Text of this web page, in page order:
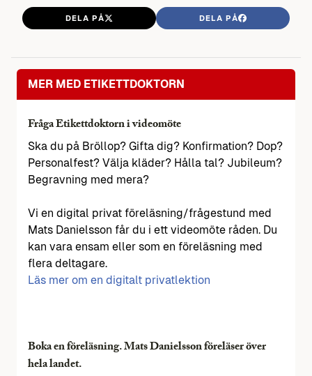
DELA PÅ DELA PÅ
MER MED ETIKETTDOKTORN
Fråga Etikettdoktorn i videomöte
Ska du på Bröllop? Gifta dig? Konfirmation? Dop?
Personalfest? Välja kläder? Hålla tal? Jubileum?
Begravning med mera?
Vi en digital privat föreläsning/frågestund med
Mats Danielsson får du i ett videomöte råden. Du
kan vara ensam eller som en föreläsning med
flera deltagare.
Läs mer om en digitalt privatlektion
Boka en föreläsning. Mats Danielsson föreläser över
hela landet.